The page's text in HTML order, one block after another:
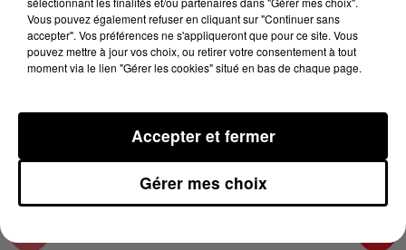
LES INFOS DU COMMINGES DU 07/12/2023 À
08H30
Podcast infos du Comminges
Vous pouvez également refuser en cliquant sur "Continuer sans
accepter". Vos préférences ne s'appliqueront que pour ce site. Vous
pouvez mettre à jour vos choix, ou retirer votre consentement à tout
moment via le lien "Gérer les cookies" situé en bas de chaque page.
Gérer mes choix
Accepter et fermer